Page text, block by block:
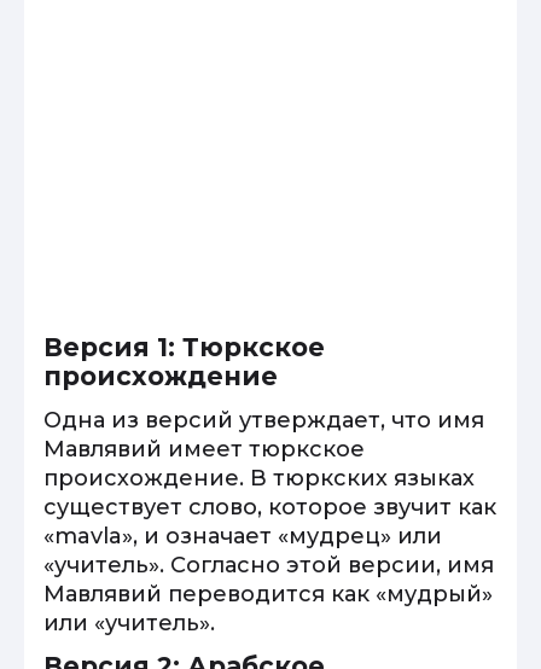
Версия 1: Тюркское
происхождение
Одна из версий утверждает, что имя
Мавлявий имеет тюркское
происхождение. В тюркских языках
существует слово, которое звучит как
«mavla», и означает «мудрец» или
«учитель». Согласно этой версии, имя
Мавлявий переводится как «мудрый»
или «учитель».